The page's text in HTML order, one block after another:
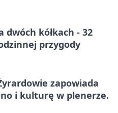
dwóch kółkach - 32
przygody
zapowiada
i kulturę w plenerze.